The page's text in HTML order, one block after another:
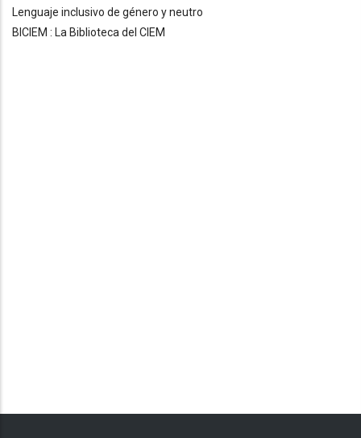
Lenguaje inclusivo de género y neutro
BICIEM : La Biblioteca del CIEM